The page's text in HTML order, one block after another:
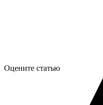
Оцените статью